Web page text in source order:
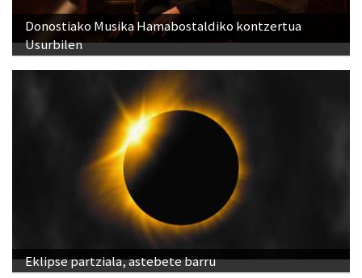
Donostiako Musika Hamabostaldiko kontzertua
Usurbilen
Eklipse partziala, astebete barru